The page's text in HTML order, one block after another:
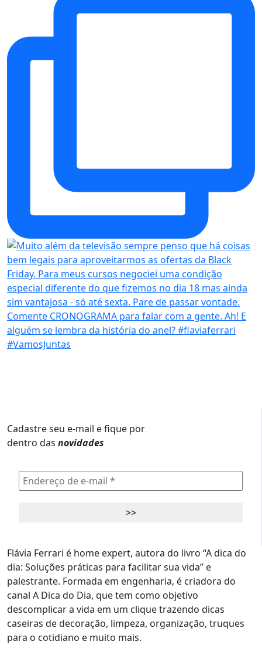
Cadastre seu e-mail e fique por
dentro das novidades
Flávia Ferrari é home expert, autora do livro “A dica do
dia: Soluções práticas para facilitar sua vida” e
palestrante. Formada em engenharia, é criadora do
canal A Dica do Dia, que tem como objetivo
descomplicar a vida em um clique trazendo dicas
caseiras de decoração, limpeza, organização, truques
para o cotidiano e muito mais.